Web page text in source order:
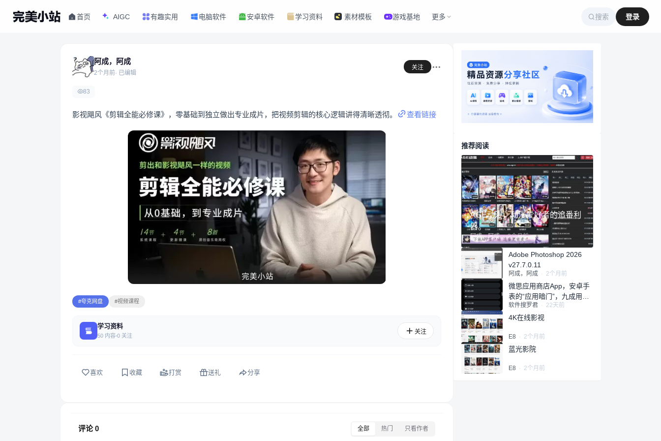
首页 AIGC 有趣实用 电脑软件 安卓软件 学习资料 素材模板 游戏基地 更多 搜索 登录
阿成，阿成
2个月前· 已编辑
关注
83
影视飓风《剪辑全能必修课》，零基础到独立做出专业成片，把视频剪辑的核心逻辑讲得清晰透彻。 查看链接
#夸克网盘 #视频课程
学习资料
50 内容 0 关注
关注
喜欢 收藏 打赏 送礼 分享
评论0 全部 热门 只看作者
推荐阅读
AGE动漫，动漫爱好者的追番利
器。
阿成，阿成 · 2个月前
Adobe Photoshop 2026
v27.7.0.11
阿成，阿成 · 2个月前
微思应用商店App，安卓手
表的“应用暗门”，九成用户
还没发现
软件搜罗君 · 22天前
4K在线影视
E8 · 2个月前
蓝光影院
E8 · 2个月前